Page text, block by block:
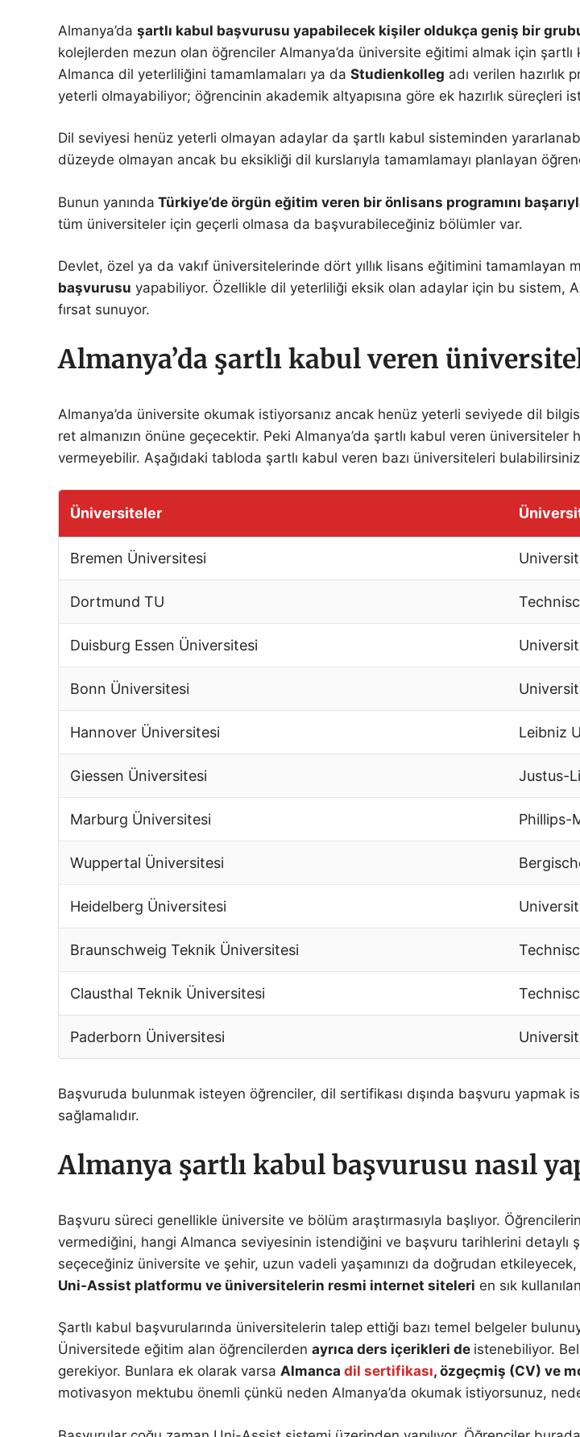
Almanya’da şartlı kabul başvurusu yapabilecek kişiler oldukça geniş bir
kolejlerden mezun olan öğrenciler Almanya’da üniversite eğitimi almak için
Almanca dil yeterliliğini tamamlamaları ya da Studienkolleg adı verilen hazırlık
yeterli olmayabiliyor; öğrencinin akademik altyapısına göre ek hazırlık süreçleri
Dil seviyesi henüz yeterli olmayan adaylar da şartlı kabul sisteminden
düzeyde olmayan ancak bu eksikliği dil kurslarıyla tamamlamayı planlayan
Bunun yanında Türkiye’de örgün eğitim veren bir önlisans programını
tüm üniversiteler için geçerli olmasa da başvurabileceğiniz bölümler var.
Devlet, özel ya da vakıf üniversitelerinde dört yıllık lisans eğitimini tamamlayan
başvurusu yapabiliyor. Özellikle dil yeterliliği eksik olan adaylar için bu sistem,
fırsat sunuyor.
Almanya’da şartlı kabul veren
Almanya’da üniversite okumak istiyorsanız ancak henüz yeterli seviyede dil
ret almanızın önüne geçecektir. Peki Almanya’da şartlı kabul veren
vermeyebilir. Aşağıdaki tabloda şartlı kabul veren bazı üniversiteleri
Üniversiteler
Bremen Üniversitesi
Dortmund TU
Duisburg Essen Üniversitesi
Bonn Üniversitesi
Hannover Üniversitesi Leibniz
Giessen Üniversitesi Justus-
Marburg Üniversitesi Phillips-
Wuppertal Üniversitesi
Heidelberg Üniversitesi
Braunschweig Teknik Üniversitesi
Clausthal Teknik Üniversitesi
Paderborn Üniversitesi
Başvuruda bulunmak isteyen öğrenciler, dil sertifikası dışında başvuru
sağlamalıdır.
Almanya şartlı kabul başvurusu nasıl
Başvuru süreci genellikle üniversite ve bölüm araştırmasıyla başlıyor.
vermediğini, hangi Almanca seviyesinin istendiğini ve başvuru tarihlerini
seçeceğiniz üniversite ve şehir, uzun vadeli yaşamınızı da doğrudan
Uni-Assist platformu ve üniversitelerin resmi internet siteleri en sık
Şartlı kabul başvurularında üniversitelerin talep ettiği bazı temel belgeler
Üniversitede eğitim alan öğrencilerden ayrıca ders içerikleri de istenebiliyor.
gerekiyor. Bunlara ek olarak varsa Almanca dil sertifikası, özgeçmiş (CV) ve
motivasyon mektubu önemli çünkü neden Almanya’da okumak istiyorsunuz,